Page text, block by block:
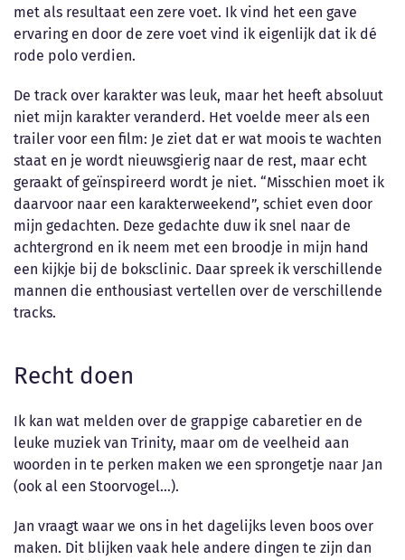
met als resultaat een zere voet. Ik vind het een gave
ervaring en door de zere voet vind ik eigenlijk dat ik dé
rode polo verdien.
De track over karakter was leuk, maar het heeft absoluut
niet mijn karakter veranderd. Het voelde meer als een
trailer voor een film: Je ziet dat er wat moois te wachten
staat en je wordt nieuwsgierig naar de rest, maar echt
geraakt of geïnspireerd wordt je niet. “Misschien moet ik
daarvoor naar een karakterweekend”, schiet even door
mijn gedachten. Deze gedachte duw ik snel naar de
achtergrond en ik neem met een broodje in mijn hand
een kijkje bij de boksclinic. Daar spreek ik verschillende
mannen die enthousiast vertellen over de verschillende
tracks.
Recht doen
Ik kan wat melden over de grappige cabaretier en de
leuke muziek van Trinity, maar om de veelheid aan
woorden in te perken maken we een sprongetje naar Jan
(ook al een Stoorvogel…).
Jan vraagt waar we ons in het dagelijks leven boos over
maken. Dit blijken vaak hele andere dingen te zijn dan